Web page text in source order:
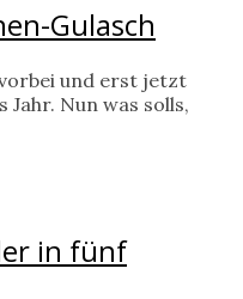
Gulasch
und erst jetzt
Nun was solls,
in fünf